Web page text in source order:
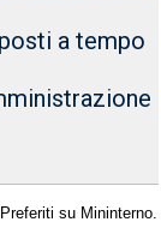
a tempo
su Mininterno.